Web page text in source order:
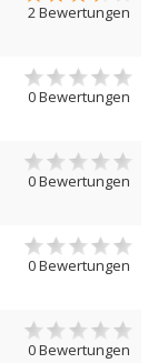
2 Bewertungen
0 Bewertungen
0 Bewertungen
0 Bewertungen
0 Bewertungen